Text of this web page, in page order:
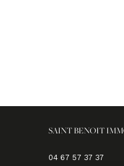
SAINT BENOIT
04 67 57 37 37